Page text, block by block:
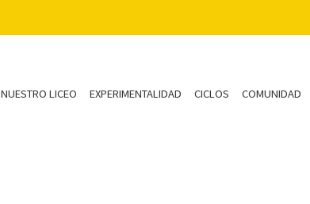
NUESTRO LICEO EXPERIMENTALIDAD CICLOS COMUNIDAD